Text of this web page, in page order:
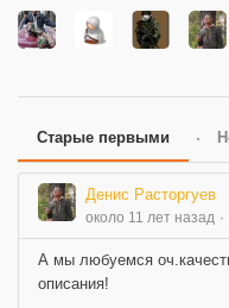
Старые первыми
Денис Расторгуев
около 11 лет назад
А мы любуемся
описания!